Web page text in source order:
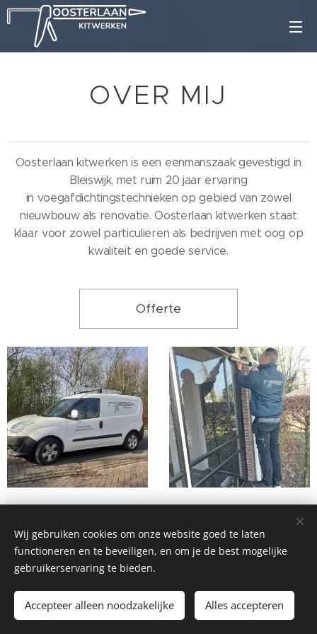
OVER MIJ
Oosterlaan kitwerken is een eenmanszaak gevestigd in
Bleiswijk, met ruim 20 jaar ervaring
in voegafdichtingstechnieken op gebied van zowel
nieuwbouw als renovatie. Oosterlaan kitwerken staat
klaar voor zowel particulieren als bedrijven met oog op
kwaliteit en goede service.
Offerte
© 2022 Oosterlaan Kitwerken
Mogelijk gemaakt doorWebnode Cookies
Wij gebruiken cookies om onze website goed te laten
functioneren en te beveiligen, en om je de best mogelijke
gebruikerservaring te bieden.
Accepteer alleen noodzakelijke Alles accepteren